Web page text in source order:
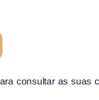
consultar as suas